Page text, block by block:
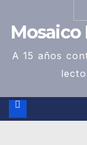
A 15 años